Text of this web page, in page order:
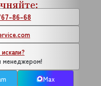
86-68
менеджером!
Max